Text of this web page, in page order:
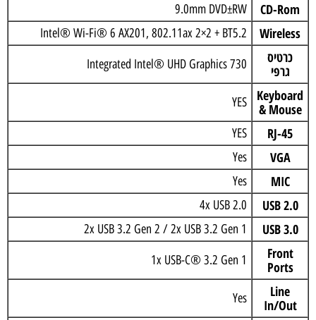
CD-Rom
9.0mm DVD±RW
Wireless
Intel® Wi-Fi® 6 AX201, 802.11ax 2×2 + BT5.2
כרטיס
גרפי
Integrated Intel® UHD Graphics 730
Keyboard
& Mouse
YES
RJ-45
YES
VGA
Yes
MIC
Yes
USB 2.0
4x USB 2.0
USB 3.0
2x USB 3.2 Gen 2 / 2x USB 3.2 Gen 1
Front
Ports
1x USB-C® 3.2 Gen 1
Line
In/Out
Yes